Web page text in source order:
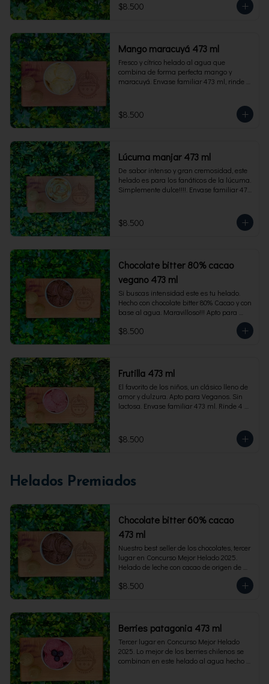
$8.500
Mango maracuyá 473 ml
Fresco y cítrico helado al agua que
combina de forma perfecta mango y
maracuyá. Envase familiar 473 ml, rinde 4
$8.500
Lúcuma manjar 473 ml
De sabor intenso y gran cremosidad, este
helado es para los fanáticos de la lúcuma.
Simplemente dulce!!!!. Envase familiar 473
$8.500
Chocolate bitter 80% cacao
vegano 473 ml
Si buscas intensidad este es tu helado.
Hecho con chocolate bitter 80% Cacao y con
base al agua. Maravilloso!!! Apto para
veganos. Envase familiar 473 ml, rinde 4
porciones
$8.500
Frutilla 473 ml
El favorito de los niños, un clásico lleno de
amor y dulzura. Apto para Veganos. Sin
lactosa. Envase familiar 473 ml. Rinde 4
$8.500
Helados Premiados
Chocolate bitter 60% cacao
473 ml
Nuestro best seller de los chocolates, tercer
lugar en Concurso Mejor Helado 2025.
Helado de leche con cacao de origen de
intensidad al 60%. Envase familiar 473 ml,
rinde 4  porciones.
$8.500
Berries patagonia 473 ml
Tercer lugar en Concurso Mejor Helado
2025. Lo mejor de los berries chilenos se
combinan en este helado al agua hecho